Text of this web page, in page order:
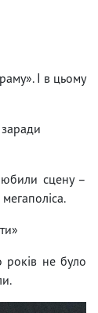
І в цьому
сцену –
років не було